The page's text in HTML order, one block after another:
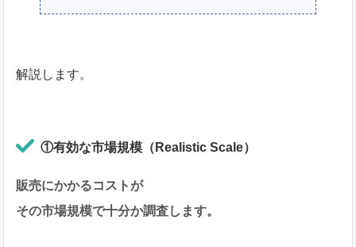
解説します。
①有効な市場規模（Realistic Scale）
販売にかかるコストが
その市場規模で十分か調査します。